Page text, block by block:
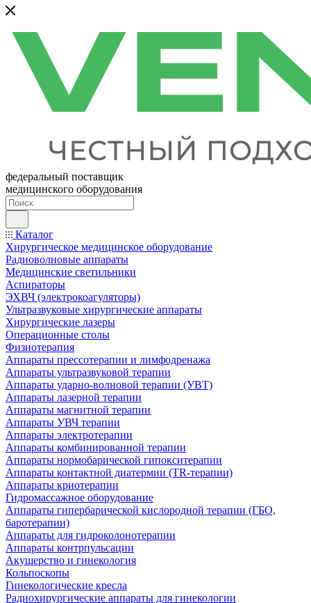
федеральный поставщик
медицинского оборудования
Каталог
Хирургическое медицинское оборудование
Радиоволновые аппараты
Медицинские светильники
Аспираторы
ЭХВЧ (электрокоагуляторы)
Ультразвуковые хирургические аппараты
Хирургические лазеры
Операционные столы
Физиотерапия
Аппараты прессотерапии и лимфодренажа
Аппараты ультразвуковой терапии
Аппараты ударно-волновой терапии (УВТ)
Аппараты лазерной терапии
Аппараты магнитной терапии
Аппараты УВЧ терапии
Аппараты электротерапии
Аппараты комбинированной терапии
Аппараты нормобарической гипокситерапии
Аппараты контактной диатермии (TR-терапии)
Аппараты криотерапии
Гидромассажное оборудование
Аппараты гипербарической кислородной терапии (ГБО,
баротерапии)
Аппараты для гидроколонотерапии
Аппараты контрпульсации
Акушерство и гинекология
Кольпоскопы
Гинекологические кресла
Радиохирургические аппараты для гинекологии